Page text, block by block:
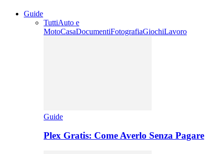
Guide
TuttiAuto e
MotoCasaDocumentiFotografiaGiochiLavoro
Guide
Plex Gratis: Come Averlo Senza Pagare